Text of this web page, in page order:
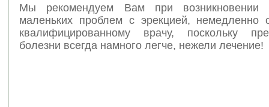
Мы рекомендуем Вам при возникновении
маленьких проблем с эрекцией, немедленно
квалифицированному врачу, поскольку
болезни всегда намного легче, нежели лечение!